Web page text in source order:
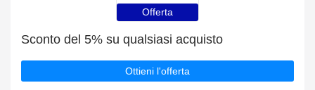
Offerta
Sconto del 5% su qualsiasi acquisto
Ottieni l'offerta